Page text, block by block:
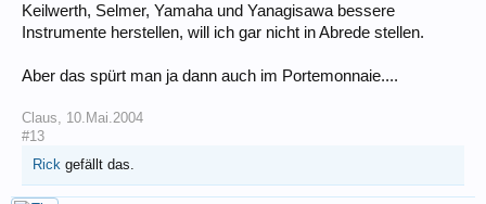
Keilwerth, Selmer, Yamaha und Yanagisawa bessere
Instrumente herstellen, will ich gar nicht in Abrede stellen.
Aber das spürt man ja dann auch im Portemonnaie....
Claus, 10.Mai.2004
#13
Rick gefällt das.